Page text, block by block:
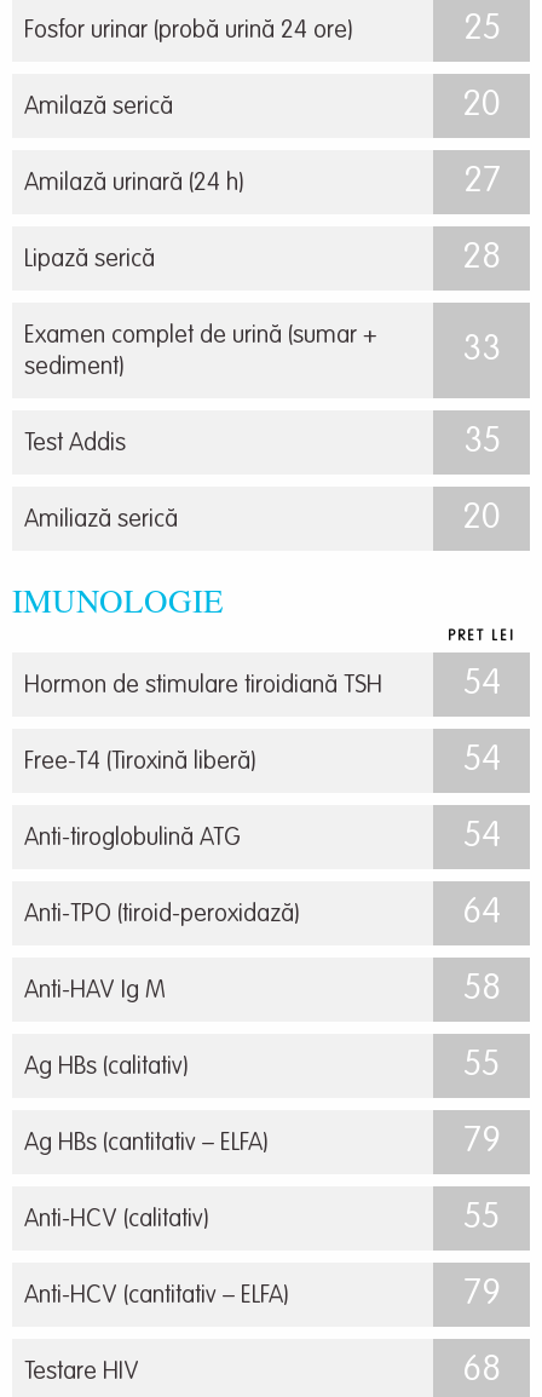
Fosfor urinar (probă urină 24 ore) 25
Amilază serică 20
Amilază urinară (24 h) 27
Lipază serică 28
Examen complet de urină (sumar +
sediment)
33
Test Addis 35
Amiliază serică 20
IMUNOLOGIE
PRET LEI
Hormon de stimulare tiroidiană TSH 54
Free-T4 (Tiroxină liberă) 54
Anti-tiroglobulină ATG 54
Anti-TPO (tiroid-peroxidază) 64
Anti-HAV Ig M 58
Ag HBs (calitativ) 55
Ag HBs (cantitativ – ELFA) 79
Anti-HCV (calitativ) 55
Anti-HCV (cantitativ – ELFA) 79
Testare HIV 68